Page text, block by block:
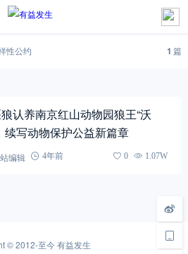
性公约 1 篇
认养南京红山动物园狼王“沃
续写动物保护公益新篇章
编辑 4年前 0 1.07W
© 2012-至今有益发生